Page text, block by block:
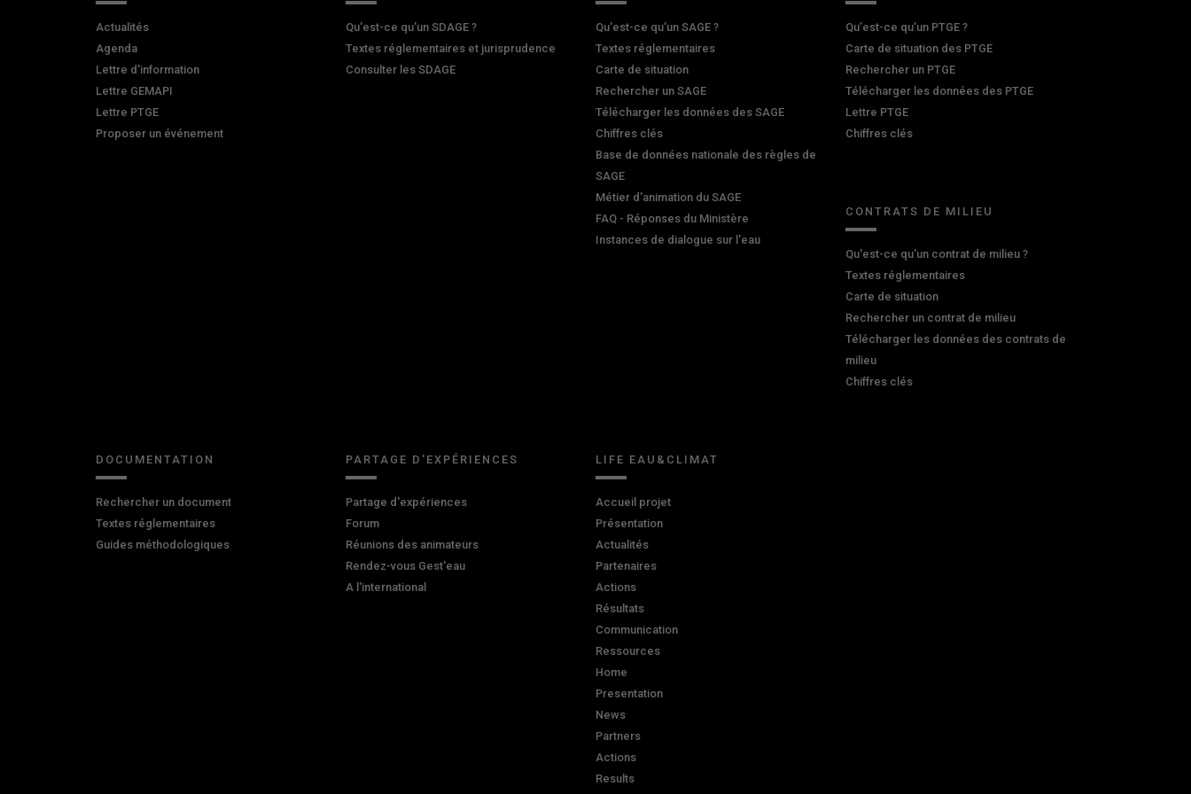
Actualités
Agenda
Lettre d'information
Lettre GEMAPI
Lettre PTGE
Proposer un événement
Qu'est-ce qu'un SDAGE ?
Textes réglementaires et jurisprudence
Consulter les SDAGE
Qu'est-ce qu'un SAGE ?
Textes réglementaires
Carte de situation
Rechercher un SAGE
Télécharger les données des SAGE
Chiffres clés
Base de données nationale des règles de
SAGE
Métier d'animation du SAGE
FAQ - Réponses du Ministère
Instances de dialogue sur l'eau
Qu’est-ce qu’un PTGE ?
Carte de situation des PTGE
Rechercher un PTGE
Télécharger les données des PTGE
Lettre PTGE
Chiffres clés
CONTRATS DE MILIEU
Qu'est-ce qu'un contrat de milieu ?
Textes réglementaires
Carte de situation
Rechercher un contrat de milieu
Télécharger les données des contrats de
milieu
Chiffres clés
DOCUMENTATION
Rechercher un document
Textes réglementaires
Guides méthodologiques
PARTAGE D'EXPÉRIENCES
Partage d'expériences
Forum
Réunions des animateurs
Rendez-vous Gest'eau
A l'international
LIFE EAU&CLIMAT
Accueil projet
Présentation
Actualités
Partenaires
Actions
Résultats
Communication
Ressources
Home
Presentation
News
Partners
Actions
Results